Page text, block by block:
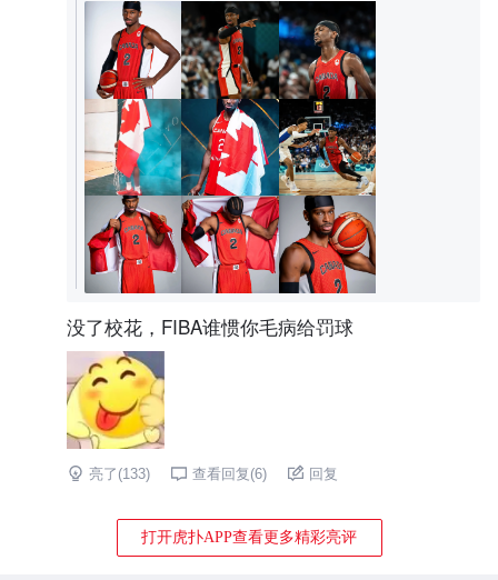
没了校花，FIBA谁惯你毛病给罚球
亮了(133) 查看回复(6) 回复
打开虎扑APP查看更多精彩亮评